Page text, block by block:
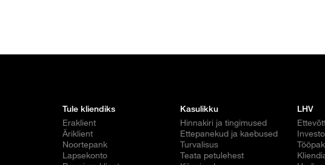
Tule kliendiks
Eraklient
Äriklient
Noortepank
Lapsekonto
Kasulikku
Hinnakiri ja tingimused
Ettepanekud ja kaebused
Turvalisus
Teata petulehest
LHV